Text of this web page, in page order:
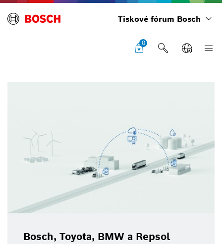
Tiskové fórum Bosch
0
Bosch, Toyota, BMW a Repsol